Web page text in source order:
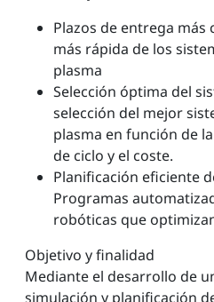
Plazos de entrega
más rápida de los
plasma
Selección óptima del
selección del mejor
plasma en función de
de ciclo y el coste.
Planificación eficiente
Programas
robóticas que
Objetivo y finalidad
Mediante el desarrollo de
simulación y planificación